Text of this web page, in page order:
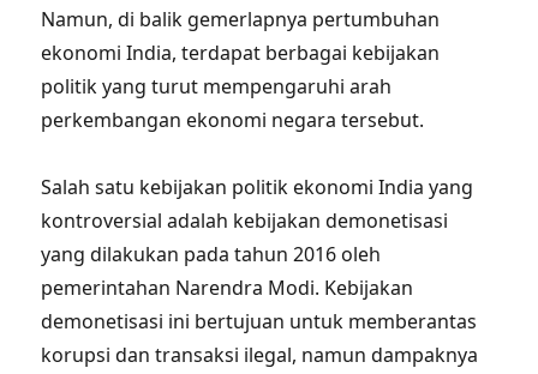
Namun, di balik gemerlapnya pertumbuhan
ekonomi India, terdapat berbagai kebijakan
politik yang turut mempengaruhi arah
perkembangan ekonomi negara tersebut.
Salah satu kebijakan politik ekonomi India yang
kontroversial adalah kebijakan demonetisasi
yang dilakukan pada tahun 2016 oleh
pemerintahan Narendra Modi. Kebijakan
demonetisasi ini bertujuan untuk memberantas
korupsi dan transaksi ilegal, namun dampaknya